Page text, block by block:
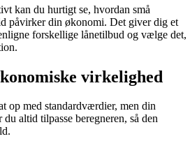
kan du hurtigt se, hvordan små
påvirker din økonomi. Det giver dig et
forskellige lånetilbud og vælge det,
virkelighed
op med standardværdier, men din
altid tilpasse beregneren, så den